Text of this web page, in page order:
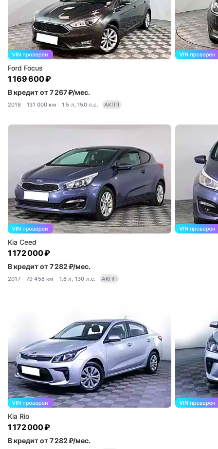
Ford Focus
1 169 600 ₽
В кредит от 7 267 ₽/мес.
2018 131 000 км 1.5 л, 150 л.с. АКПП
Kia Ceed
1 172 000 ₽
В кредит от 7 282 ₽/мес.
2017 79 458 км 1.6 л, 130 л.с. АКПП
Kia Rio
1 172 000 ₽
В кредит от 7 282 ₽/мес.